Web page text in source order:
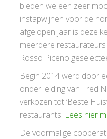
bieden we een zeer
instapwijnen voor de
afgelopen jaar is deze
meerdere
Rosso Piceno
Begin 2014 werd door
onder leiding van Fred
verkozen tot ‘Beste
restaurants. Lees hier
De voormalige